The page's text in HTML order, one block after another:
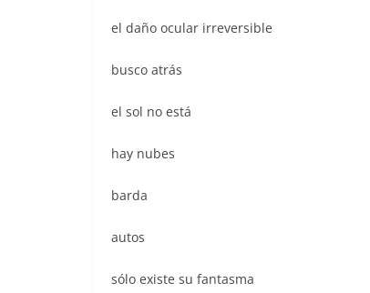
el daño ocular irreversible
busco atrás
el sol no está
hay nubes
barda
autos
sólo existe su fantasma